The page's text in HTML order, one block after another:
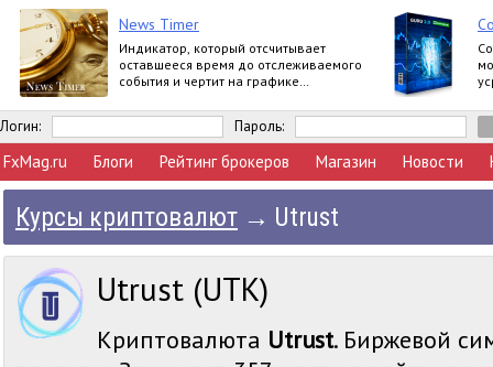
News Timer
Индикатор, который отсчитывает
оставшееся время до отслеживаемого
события и чертит на графике
событие произойдет.
Логин: Пароль:
FxMag.ru Блоги Рейтинг брокеров Магазин Новости
Курсы криптовалют → Utrust
Utrust (UTK)
Криптовалюта Utrust. Биржевой